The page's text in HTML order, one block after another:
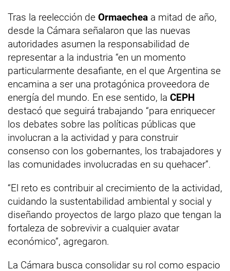
Tras la reelección de Ormaechea a mitad de año,
desde la Cámara señalaron que las nuevas
autoridades asumen la responsabilidad de
representar a la industria “en un momento
particularmente desafiante, en el que Argentina se
encamina a ser una protagónica proveedora de
energía del mundo. En ese sentido, la CEPH
destacó que seguirá trabajando “para enriquecer
los debates sobre las políticas públicas que
involucran a la actividad y para construir
consenso con los gobernantes, los trabajadores y
las comunidades involucradas en su quehacer”.
“El reto es contribuir al crecimiento de la actividad,
cuidando la sustentabilidad ambiental y social y
diseñando proyectos de largo plazo que tengan la
fortaleza de sobrevivir a cualquier avatar
económico”, agregaron.
La Cámara busca consolidar su rol como espacio